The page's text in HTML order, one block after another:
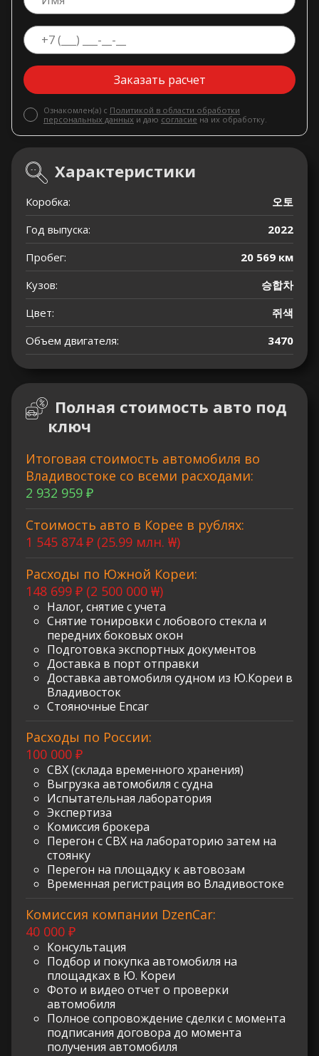
Заказать расчет
Ознакомлен(а) с Политикой в области обработки
персональных данных и даю согласие на их обработку.
Характеристики
Коробка:
오토
Год выпуска:
2022
Пробег:
20 569 км
Кузов:
승합차
Цвет:
쥐색
Объем двигателя:
3470
Полная стоимость авто под
ключ
Итоговая стоимость автомобиля во
Владивостоке со всеми расходами:
2 932 959 ₽
Стоимость авто в Корее в рублях:
1 545 874 ₽ (25.99 млн. ₩)
Расходы по Южной Кореи:
148 699 ₽ (2 500 000 ₩)
Налог, снятие с учета
Снятие тонировки с лобового стекла и
передних боковых окон
Подготовка экспортных документов
Доставка в порт отправки
Доставка автомобиля судном из Ю.Кореи в
Владивосток
Стояночные Encar
Расходы по России:
100 000 ₽
СВХ (склада временного хранения)
Выгрузка автомобиля с судна
Испытательная лаборатория
Экспертиза
Комиссия брокера
Перегон с СВХ на лабораторию затем на
стоянку
Перегон на площадку к автовозам
Временная регистрация во Владивостоке
Комиссия компании DzenCar:
40 000 ₽
Консультация
Подбор и покупка автомобиля на
площадках в Ю. Кореи
Фото и видео отчет о проверки
автомобиля
Полное сопровождение сделки с момента
подписания договора до момента
получения автомобиля